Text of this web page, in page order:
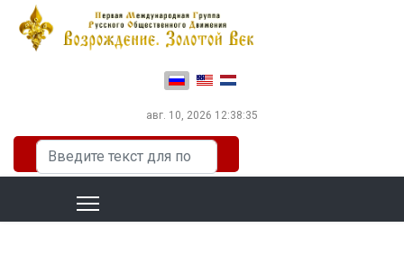
Выберите язык
авг. 10, 2026 12:38:37
Искать...